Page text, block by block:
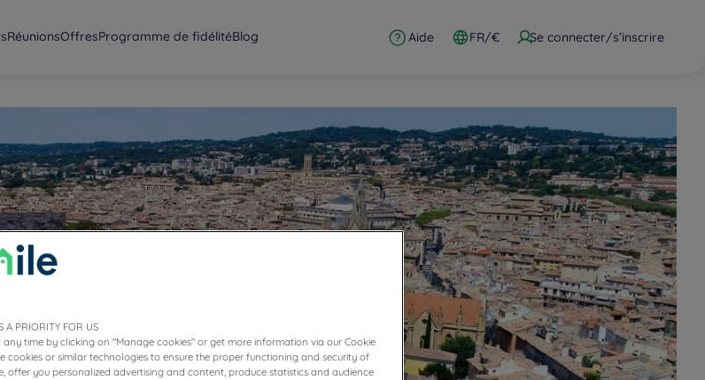
RéunionsOffresProgramme de fidélitéBlog Aide FR/€ Se connecter/s’inscrire
A PRIORITY FOR US
any time by clicking on "Manage cookies" or get more information via our Cookie
cookies or similar technologies to ensure the proper functioning and security of
offer you personalized advertising and content, produce statistics and audience